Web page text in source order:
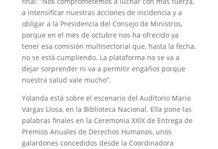
a intensificar nuestras acciones de incidencia y a
obligar a la Presidencia del Consejo de Ministros,
porque en el mes de octubre nos ha ofrecido ya
tener esa comisión multisectorial que, hasta la fecha,
no se está cumpliendo. La plataforma no se va a
dejar sorprender ni va a permitir engaños porque
nuestra salud vale mucho”.
Yolanda está sobre el escenario del Auditorio Mario
Vargas Llosa, en la Biblioteca Nacional. Ella pone las
palabras finales en la Ceremonia XXIX de Entrega de
Premios Anuales de Derechos Humanos, unos
galardones concedidos desde la Coordinadora